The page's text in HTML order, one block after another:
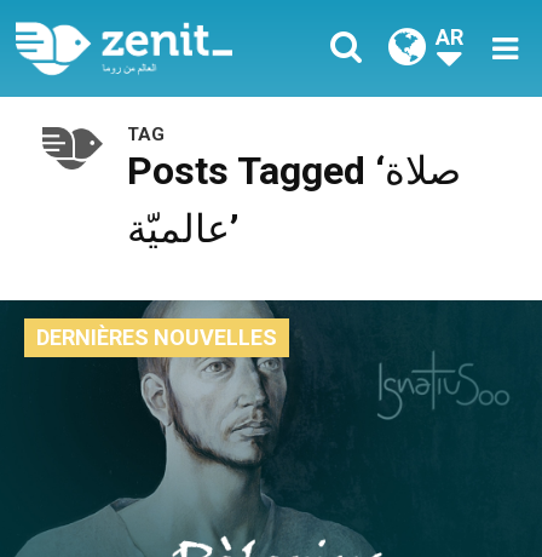
AR
TAG
Posts Tagged ‘صلاة
عالميّة’
DERNIÈRES NOUVELLES